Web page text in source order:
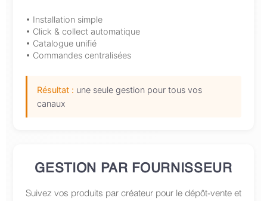
• Installation simple
• Click & collect automatique
• Catalogue unifié
• Commandes centralisées
Résultat : une seule gestion pour tous vos
canaux
GESTION PAR FOURNISSEUR
Suivez vos produits par créateur pour le dépôt-vente et